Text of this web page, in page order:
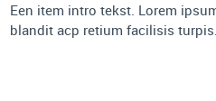
Een item intro tekst. Lorem
blandit acp retium facilisis turpis.